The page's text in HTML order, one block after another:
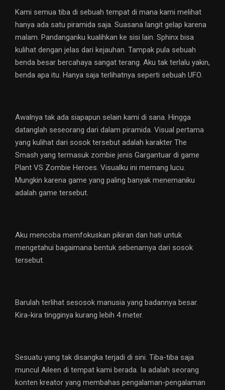
Kami semua tiba di sebuah tempat di mana kami melihat
hanya ada satu piramida saja. Suasana langit gelap karena
malam. Pandanganku kualihkan ke sisi lain. Sphinx bisa
kulihat dengan jelas dari kejauhan. Tampak pula sebuah
benda besar bercahaya sangat terang. Aku tak terlalu yakin,
benda apa itu. Hanya saja terlihatnya seperti sebuah UFO.
Awalnya tak ada siapapun selain kami di sana. Hingga
datanglah seseorang dari dalam piramida. Visual pertama
yang kulihat dari sosok tersebut adalah karakter The
Smash yang termasuk zombie jenis Gargantuar di game
Plant VS Zombie Heroes. Visualku ini memang lucu.
Mungkin karena game yang paling banyak menemaniku
adalah game tersebut.
Aku mencoba memfokuskan pikiran dan hati untuk
mengetahui bagaimana bentuk sebenarnya dari sosok
tersebut.
Barulah terlihat sesosok manusia yang badannya besar.
Kira-kira tingginya kurang lebih 4 meter.
Sesuatu yang tak disangka terjadi di sini. Tiba-tiba saja
muncul Aileen di tempat kami berada. Ia adalah seorang
konten kreator yang membahas pengalaman-pengalaman